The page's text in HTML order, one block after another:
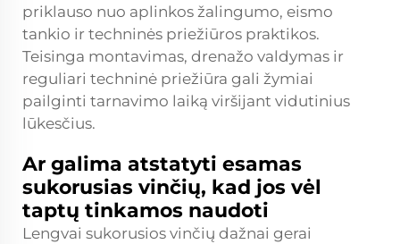
priklauso nuo aplinkos žalingumo, eismo
tankio ir techninės priežiūros praktikos.
Teisinga montavimas, drenažo valdymas ir
reguliari techninė priežiūra gali žymiai
pailginti tarnavimo laiką viršijant vidutinius
lūkesčius.
Ar galima atstatyti esamas
sukorusias vinčių, kad jos vėl
taptų tinkamos naudoti
Lengvai sukorusios vinčių dažnai gerai